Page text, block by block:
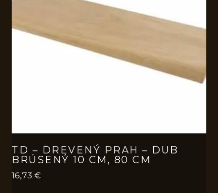
TD – DREVENÝ PRAH – DUB
BRÚSENÝ 10 CM, 80 CM
16,73 €